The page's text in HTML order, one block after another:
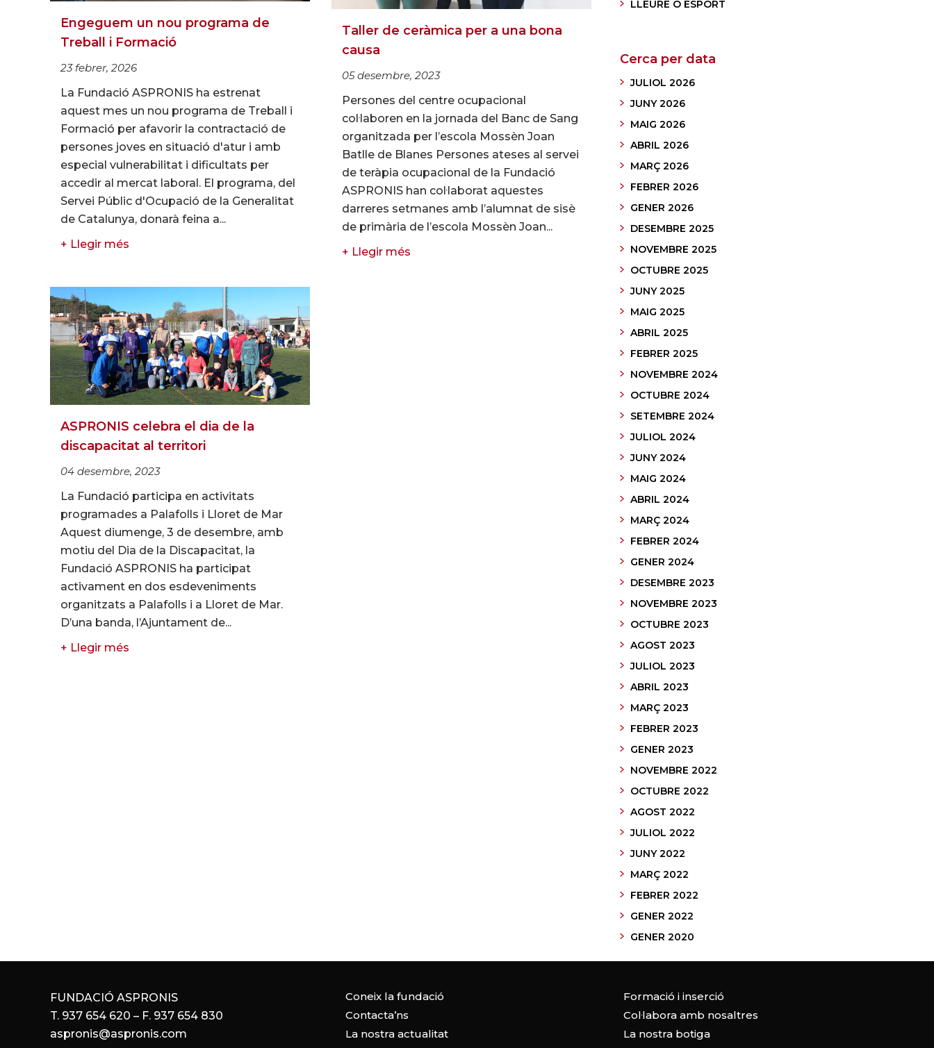
Engeguem un nou programa de
Treball i Formació
23 febrer, 2026
La Fundació ASPRONIS ha estrenat
aquest mes un nou programa de Treball i
Formació per afavorir la contractació de
persones joves en situació d'atur i amb
especial vulnerabilitat i dificultats per
accedir al mercat laboral. El programa, del
Servei Públic d'Ocupació de la Generalitat
de Catalunya, donarà feina a...
+ Llegir més
Taller de ceràmica per a una bona
causa
05 desembre, 2023
Persones del centre ocupacional
col·laboren en la jornada del Banc de Sang
organitzada per l’escola Mossèn Joan
Batlle de Blanes Persones ateses al servei
de teràpia ocupacional de la Fundació
ASPRONIS han col·laborat aquestes
darreres setmanes amb l’alumnat de sisè
de primària de l’escola Mossèn Joan...
+ Llegir més
ASPRONIS celebra el dia de la
discapacitat al territori
04 desembre, 2023
La Fundació participa en activitats
programades a Palafolls i Lloret de Mar
Aquest diumenge, 3 de desembre, amb
motiu del Dia de la Discapacitat, la
Fundació ASPRONIS ha participat
activament en dos esdeveniments
organitzats a Palafolls i a Lloret de Mar.
D’una banda, l’Ajuntament de...
+ Llegir més
LLEURE O ESPORT
Cerca per data
JULIOL 2026
JUNY 2026
MAIG 2026
ABRIL 2026
MARÇ 2026
FEBRER 2026
GENER 2026
DESEMBRE 2025
NOVEMBRE 2025
OCTUBRE 2025
JUNY 2025
MAIG 2025
ABRIL 2025
FEBRER 2025
NOVEMBRE 2024
OCTUBRE 2024
SETEMBRE 2024
JULIOL 2024
JUNY 2024
MAIG 2024
ABRIL 2024
MARÇ 2024
FEBRER 2024
GENER 2024
DESEMBRE 2023
NOVEMBRE 2023
OCTUBRE 2023
AGOST 2023
JULIOL 2023
ABRIL 2023
MARÇ 2023
FEBRER 2023
GENER 2023
NOVEMBRE 2022
OCTUBRE 2022
AGOST 2022
JULIOL 2022
JUNY 2022
MARÇ 2022
FEBRER 2022
GENER 2022
GENER 2020
FUNDACIÓ ASPRONIS
T. 937 654 620 – F. 937 654 830
aspronis@aspronis.com
Coneix la fundació
Contacta’ns
La nostra actualitat
Formació i inserció
Col·labora amb nosaltres
La nostra botiga